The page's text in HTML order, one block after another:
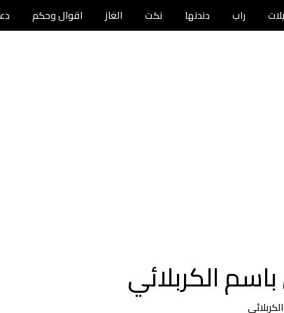
راب دندنها نكت الغاز اقوال وحكم
الكربلائي